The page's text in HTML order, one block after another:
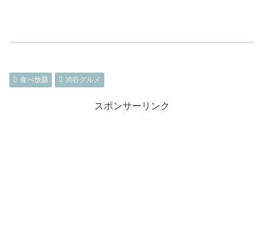
食べ放題 渋谷グルメ
スポンサーリンク